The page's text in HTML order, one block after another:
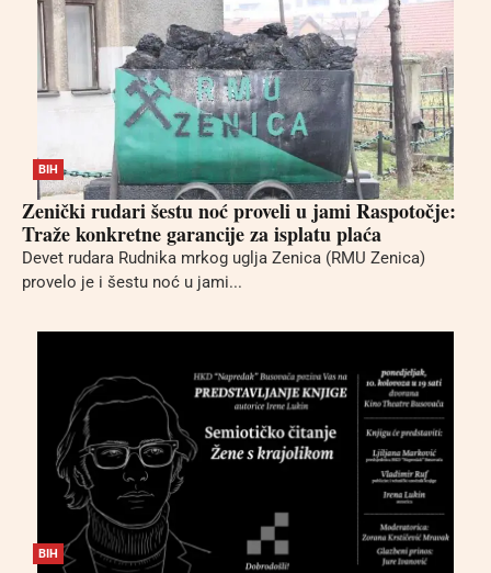
BIH
Zenički rudari šestu noć proveli u jami Raspotočje:
Traže konkretne garancije za isplatu plaća
Devet rudara Rudnika mrkog uglja Zenica (RMU Zenica)
provelo je i šestu noć u jami...
BIH